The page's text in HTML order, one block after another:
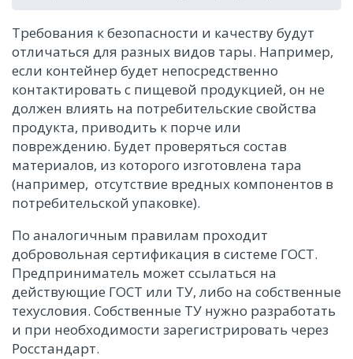
Требования к безопасности и качеству будут
отличаться для разных видов тары. Например,
если контейнер будет непосредственно
контактировать с пищевой продукцией, он не
должен влиять на потребительские свойства
продукта, приводить к порче или
повреждению. Будет проверяться состав
материалов, из которого изготовлена тара
(например, отсутствие вредных компонентов в
потребительской упаковке).
По аналогичным правилам проходит
добровольная сертификация в системе ГОСТ.
Предприниматель может ссылаться на
действующие ГОСТ или ТУ, либо на собственные
техусловия. Собственные ТУ нужно разработать
и при необходимости зарегистрировать через
Росстандарт.